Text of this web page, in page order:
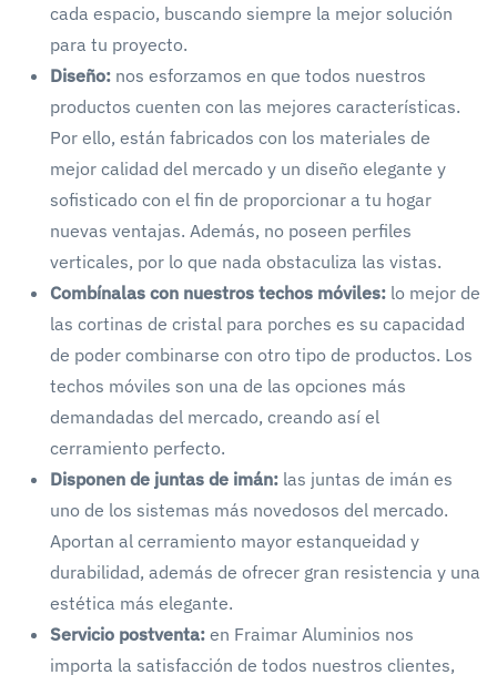
cada espacio, buscando siempre la mejor solución
para tu proyecto.
Diseño: nos esforzamos en que todos nuestros
productos cuenten con las mejores características.
Por ello, están fabricados con los materiales de
mejor calidad del mercado y un diseño elegante y
sofisticado con el fin de proporcionar a tu hogar
nuevas ventajas. Además, no poseen perfiles
verticales, por lo que nada obstaculiza las vistas.
Combínalas con nuestros techos móviles: lo mejor de
las cortinas de cristal para porches es su capacidad
de poder combinarse con otro tipo de productos. Los
techos móviles son una de las opciones más
demandadas del mercado, creando así el
cerramiento perfecto.
Disponen de juntas de imán: las juntas de imán es
uno de los sistemas más novedosos del mercado.
Aportan al cerramiento mayor estanqueidad y
durabilidad, además de ofrecer gran resistencia y una
estética más elegante.
Servicio postventa: en Fraimar Aluminios nos
importa la satisfacción de todos nuestros clientes,